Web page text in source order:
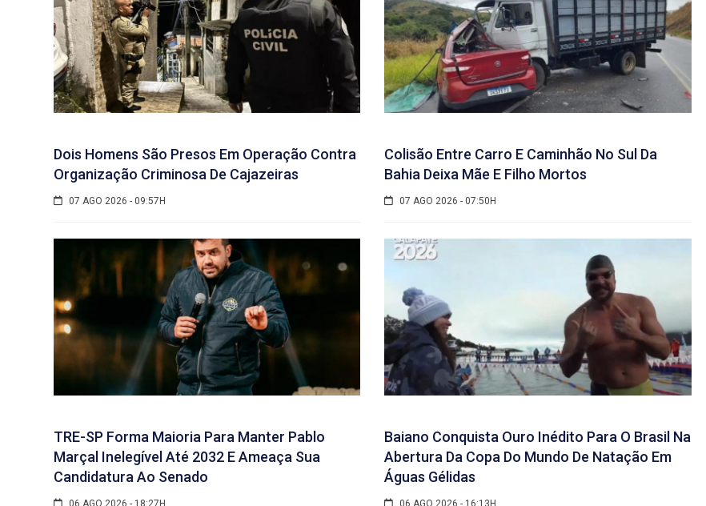
Dois Homens São Presos Em Operação Contra
Organização Criminosa De Cajazeiras
07 AGO 2026 - 09:57H
Colisão Entre Carro E Caminhão No Sul Da
Bahia Deixa Mãe E Filho Mortos
07 AGO 2026 - 07:50H
TRE-SP Forma Maioria Para Manter Pablo
Marçal Inelegível Até 2032 E Ameaça Sua
Candidatura Ao Senado
06 AGO 2026 - 18:27H
Baiano Conquista Ouro Inédito Para O Brasil Na
Abertura Da Copa Do Mundo De Natação Em
Águas Gélidas
06 AGO 2026 - 16:13H